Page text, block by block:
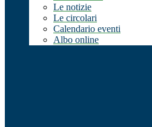
Le notizie
Le circolari
Calendario eventi
Albo online